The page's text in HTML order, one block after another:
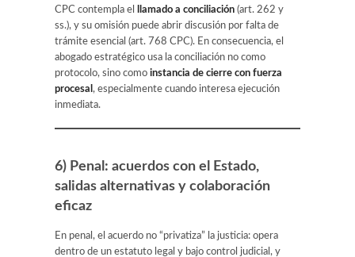
CPC contempla el
llamado a conciliación (art. 262 y
ss.), y su omisión puede abrir discusión por falta de
trámite esencial (art. 768 CPC). En consecuencia, el
abogado estratégico usa la conciliación no como
protocolo, sino como instancia de cierre con fuerza
procesal , especialmente cuando interesa ejecución
inmediata.
6) Penal: acuerdos con el Estado,
salidas alternativas y colaboración
eficaz
En penal, el acuerdo no “privatiza” la justicia: opera
dentro de un estatuto legal y bajo control judicial, y